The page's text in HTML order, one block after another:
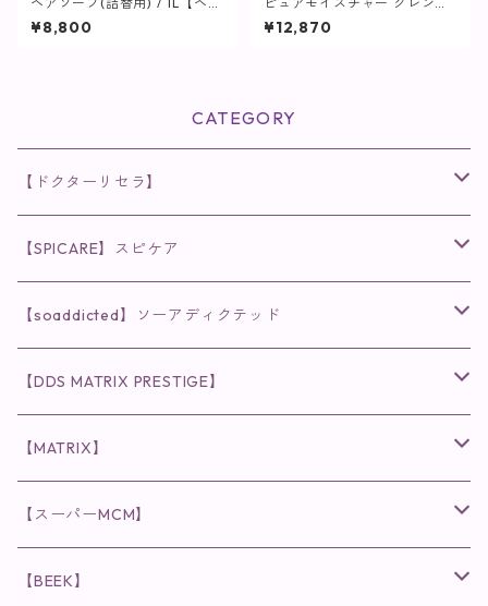
ア・ボディ】
¥8,800
ング (詰替え) / 500g【クレン
ジング】
¥12,870
CATEGORY
【ドクターリセラ】
◉AQUA VENUS
クレンジング・洗顔
化粧水
◉VI PLANTE
リキッド
ディフェンサー
◉ナチュリスティーアクレス
クレンジング
洗顔
◉インナーケア
食品
粒タイプ
◉cocochia
ヘナカラー
◉美顔器
【SPICARE】スピケア
◉V3シリーズ
ファンデーション・ベース
クレンジング・洗顔
◉V3 VSPIC C Line
クレンジング・洗顔
化粧水
◉スピケアシリーズ
◉V.O.Sシリーズ
クレンジング・洗顔
◉メンズシリーズ
【soaddicted】ソーアディクテッド
ラッシュアディクト
まつ毛用美容液
眉毛用美容液
リップアディクト
唇用美容液
ヘアアディクト
【DDS MATRIX PRESTIGE】
スキンケアシリーズ
美容液
【MATRIX】
スキンケアシリーズ
美容液
【スーパーMCM】
インナーケア
【BEEK】